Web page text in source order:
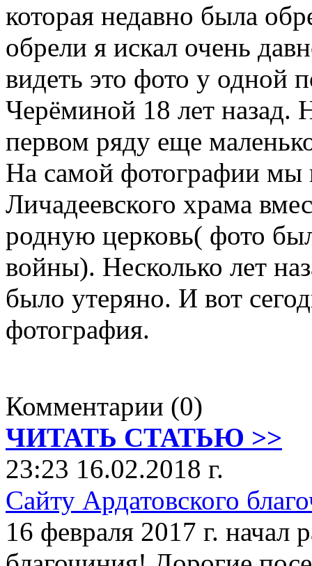
которая недавно была
обрели я искал очень
видеть это фото у
Черёминой 18 лет назад.
первом ряду еще
На самой фотографии
Личадеевского храма
родную церковь( фото
войны). Несколько лет
было утеряно. И вот
фотография.
Комментарии (0)
ЧИТАТЬ СТАТЬЮ >>
23:23 16.02.2018 г.
Сайту Ардатовского
16 февраля 2017 г. начал